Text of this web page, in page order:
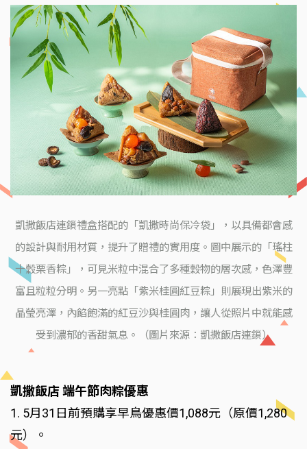
凱撒飯店連鎖禮盒搭配的「凱撒時尚保冷袋」，以具備都會感
的設計與耐用材質，提升了贈禮的實用度。圖中展示的「瑤柱
十穀栗香粽」，可見米粒中混合了多種穀物的層次感，色澤豐
富且粒粒分明。另一亮點「紫米桂圓紅豆粽」則展現出紫米的
晶瑩亮澤，內餡飽滿的紅豆沙與桂圓肉，讓人從照片中就能感
受到濃郁的香甜氣息。（圖片來源：凱撒飯店連鎖）
凱撒飯店 端午節肉粽優惠
1. 5月31日前預購享早鳥優惠價1,088元（原價1,280
元）。